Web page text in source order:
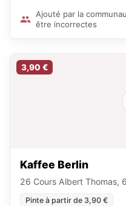
Ajouté par la
être incorrectes
3,90 €
Kaffee Berlin
26 Cours Albert Thomas,
Pinte à partir de 3,90 €